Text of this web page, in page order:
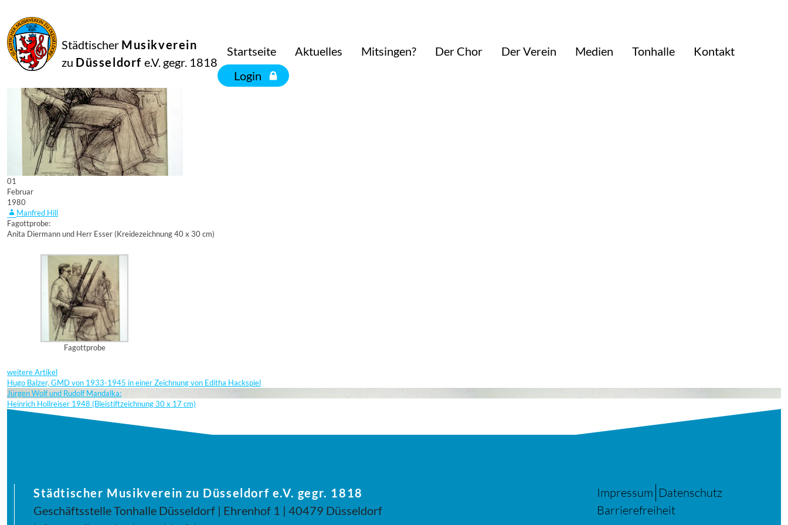
Städtischer Musikverein
zu Düsseldorf e.V. gegr. 1818
Startseite Aktuelles Mitsingen? Der Chor Der Verein Medien Tonhalle
Kontakt
Login
01
Februar
1980
Manfred Hill
Fagottprobe:
Anita Diermann und Herr Esser (Kreidezeichnung 40 x 30 cm)
Fagottprobe
weitere Artikel
Hugo Balzer, GMD von 1933-1945 in einer Zeichnung von Editha Hackspiel
Jürgen Wolf und Rudolf Mandalka:
Heinrich Hollreiser 1948 (Bleistiftzeichnung 30 x 17 cm)
Städtischer Musikverein zu Düsseldorf e.V. gegr. 1818
Geschäftsstelle Tonhalle Düsseldorf | Ehrenhof 1 | 40479 Düsseldorf
Impressum Datenschutz
Barrierefreiheit